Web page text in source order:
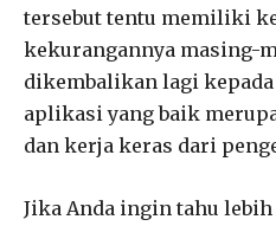
tersebut tentu memiliki
kekurangannya masing-
dikembalikan lagi
aplikasi yang baik
dan kerja keras dari
Jika Anda ingin tahu